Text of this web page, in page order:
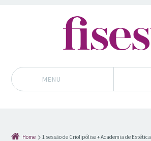
MENU
Home 1 sessão de Criolipólise + Academia de Estética